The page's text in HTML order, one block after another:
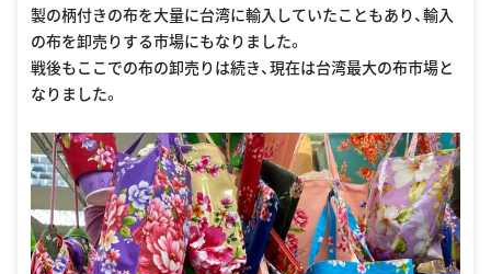
製の柄付きの布を大量に台湾に輸入していたこともあり、輸入
の布を卸売りする市場にもなりました。
戦後もここでの布の卸売りは続き、現在は台湾最大の布市場と
なりました。